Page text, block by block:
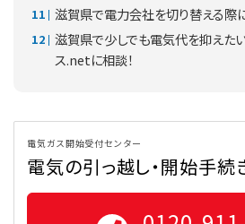
滋賀県で電力会社を切り替える際
滋賀県で少しでも電気代を抑えた
ス.netに相談！
電気ガス開始受付センター
電気の引っ越し・開始手続